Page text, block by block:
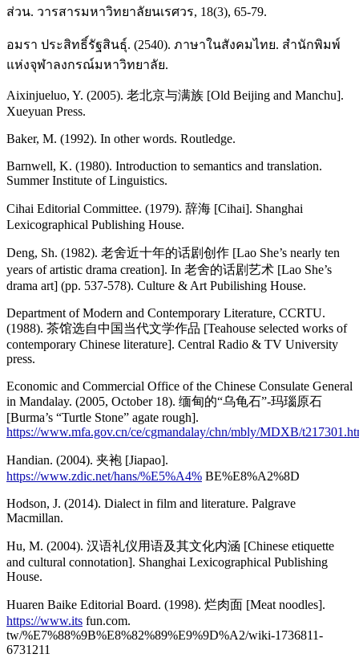
ส่วน. วารสารมหาวิทยาลัยนเรศวร, 18(3), 65-79.
อมรา ประสิทธิ์รัฐสินธุ์. (2540). ภาษาในสังคมไทย. สำนักพิมพ์
แห่งจุฬาลงกรณ์มหาวิทยาลัย.
Aixinjueluo, Y. (2005). 老北京与满族 [Old Beijing and Manchu].
Xueyuan Press.
Baker, M. (1992). In other words. Routledge.
Barnwell, K. (1980). Introduction to semantics and translation.
Summer Institute of Linguistics.
Cihai Editorial Committee. (1979). 辞海 [Cihai]. Shanghai
Lexicographical Publishing House.
Deng, Sh. (1982). 老舍近十年的话剧创作 [Lao She’s nearly ten
years of artistic drama creation]. In 老舍的话剧艺术 [Lao She’s
drama art] (pp. 537-578). Culture & Art Pubilishing House.
Department of Modern and Contemporary Literature, CCRTU.
(1988). 茶馆选自中国当代文学作品 [Teahouse selected works of
contemporary Chinese literature]. Central Radio & TV University
press.
Economic and Commercial Office of the Chinese Consulate General
in Mandalay. (2005, October 18). 缅甸的“乌龟石”-玛瑙原石
[Burma’s “Turtle Stone” agate rough].
https://www.mfa.gov.cn/ce/cgmandalay/chn/mbly/MDXB/
Handian. (2004). 夹袍 [Jiapao].
https://www.zdic.net/hans/%E5%A4% BE%E8%A2%8D
Hodson, J. (2014). Dialect in film and literature. Palgrave
Macmillan.
Hu, M. (2004). 汉语礼仪用语及其文化内涵 [Chinese etiquette
and cultural connotation]. Shanghai Lexicographical Publishing
House.
Huaren Baike Editorial Board. (1998). 烂肉面 [Meat noodles].
https://www.its fun.com.
tw/%E7%88%9B%E8%82%89%E9%9D%A2/wiki-1736811-
6731211